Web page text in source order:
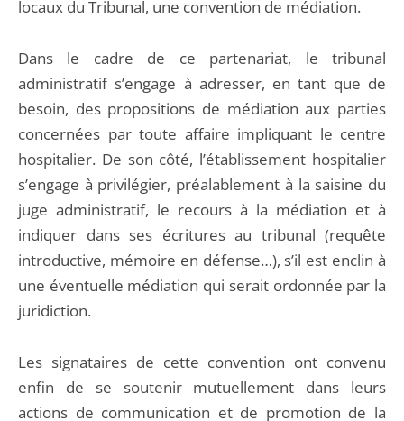
locaux du Tribunal, une convention de médiation.
Dans le cadre de ce partenariat, le tribunal
administratif s’engage à adresser, en tant que de
besoin, des propositions de médiation aux parties
concernées par toute affaire impliquant le centre
hospitalier. De son côté, l’établissement hospitalier
s’engage à privilégier, préalablement à la saisine du
juge administratif, le recours à la médiation et à
indiquer dans ses écritures au tribunal (requête
introductive, mémoire en défense…), s’il est enclin à
une éventuelle médiation qui serait ordonnée par la
juridiction.
Les signataires de cette convention ont convenu
enfin de se soutenir mutuellement dans leurs
actions de communication et de promotion de la